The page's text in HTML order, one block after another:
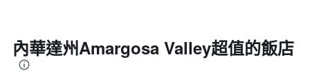
房
間
平
內華達州Amargosa Valley超值的飯店